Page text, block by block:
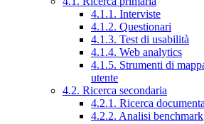
4.1.1. Interviste
4.1.2. Questionari
4.1.3. Test di usabilità
4.1.4. Web analytics
4.1.5. Strumenti di
utente
4.2. Ricerca secondaria
4.2.1. Ricerca
4.2.2. Analisi benchmark